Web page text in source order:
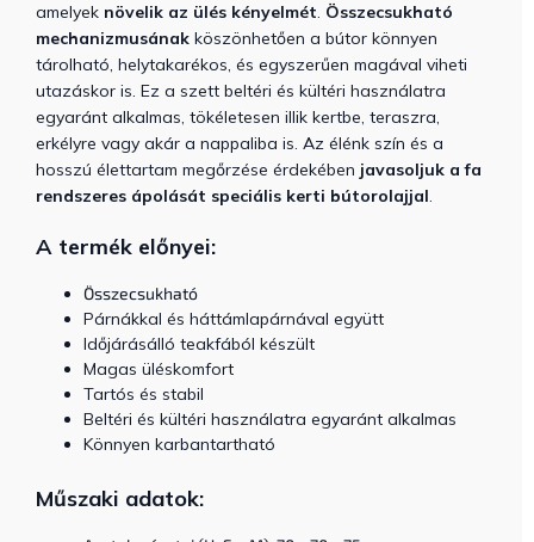
amelyek növelik az ülés kényelmét. Összecsukható
mechanizmusának köszönhetően a bútor könnyen
tárolható, helytakarékos, és egyszerűen magával viheti
utazáskor is. Ez a szett beltéri és kültéri használatra
egyaránt alkalmas, tökéletesen illik kertbe, teraszra,
erkélyre vagy akár a nappaliba is. Az élénk szín és a
hosszú élettartam megőrzése érdekében javasoljuk a fa
rendszeres ápolását speciális kerti bútorolajjal.
A termék előnyei:
Összecsukható
Párnákkal és háttámlapárnával együtt
Időjárásálló teakfából készült
Magas üléskomfort
Tartós és stabil
Beltéri és kültéri használatra egyaránt alkalmas
Könnyen karbantartható
Műszaki adatok: